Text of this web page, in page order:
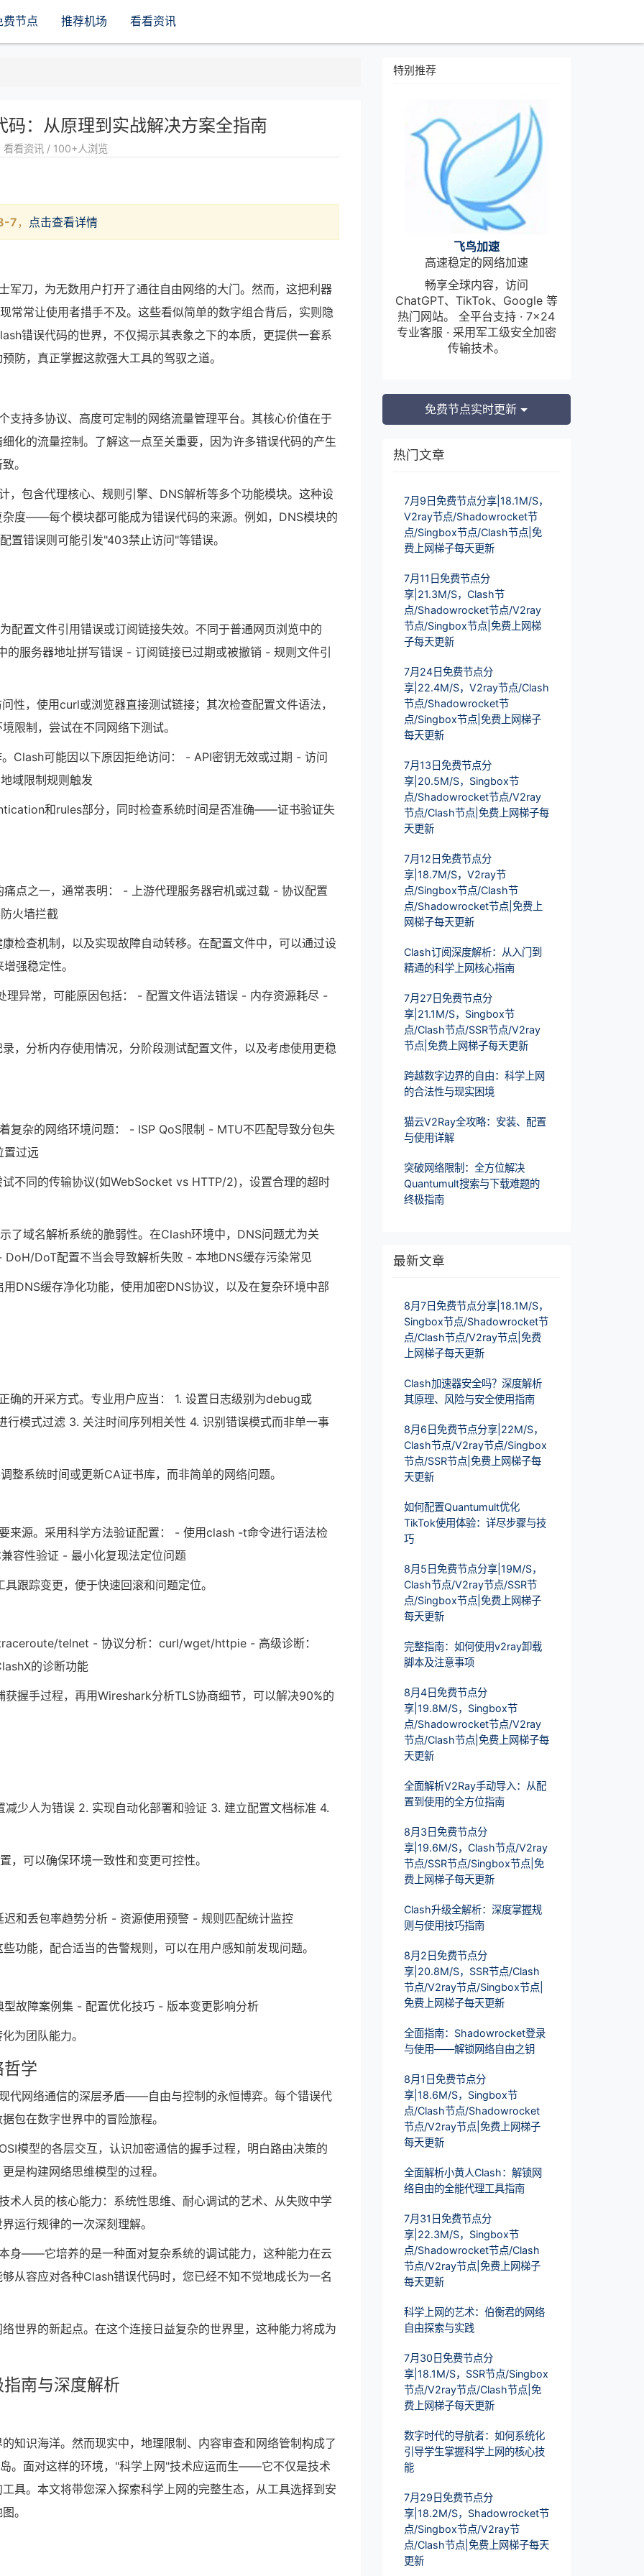
费节点 推荐机场 看看资讯
码：从原理到实战解决方案全指南
看看资讯 / 100+人浏览
7 ， 点击查看详情
军刀，为无数用户打开了通往自由网络的大门。然而，这把利器
常让使用者措手不及。这些看似简单的数字组合背后，实则隐
错误代码的世界，不仅揭示其表象之下的本质，更提供一套系
防，真正掌握这款强大工具的驾驭之道。
支持多协议、高度可定制的网络流量管理平台。其核心价值在于
化的流量控制。了解这一点至关重要，因为许多错误代码的产生
。
，包含代理核心、规则引擎、DNS解析等多个功能模块。这种设
度——每个模块都可能成为错误代码的来源。例如，DNS模块的
置错误则可能引发"403禁止访问"等错误。
置文件引用错误或订阅链接失效。不同于普通网页浏览中的
服务器地址拼写错误 - 订阅链接已过期或被撤销 - 规则文件引
性，使用curl或浏览器直接测试链接；其次检查配置文件语法，
限制，尝试在不同网络下测试。
Clash可能因以下原因拒绝访问： - API密钥无效或过期 - 访问
域限制规则触发
和rules部分，同时检查系统时间是否准确——证书验证失
点之一，通常表明： - 上游代理服务器宕机或过载 - 协议配置
火墙拦截
检查机制，以及实现故障自动转移。在配置文件中，可以通过设
强稳定性。
异常，可能原因包括： - 配置文件语法错误 - 内存资源耗尽 -
，分析内存使用情况，分阶段测试配置文件，以及考虑使用更稳
复杂的网络环境问题： - ISP QoS限制 - MTU不匹配导致分包失
置过远
不同的传输协议(如WebSocket vs HTTP/2)，设置合理的超时
了域名解析系统的脆弱性。在Clash环境中，DNS问题尤为关
DoT配置不当会导致解析失败 - 本地DNS缓存污染常见
DNS缓存净化功能，使用加密DNS协议，以及在复杂环境中部
确的开采方式。专业用户应当： 1. 设置日志级别为debug或
模式过滤 3. 关注时间序列相关性 4. 识别错误模式而非单一事
整系统时间或更新CA证书库，而非简单的网络问题。
来源。采用科学方法验证配置： - 使用clash -t命令进行语法检
容性验证 - 最小化复现法定位问题
跟踪变更，便于快速回滚和问题定位。
telnet - 协议分析：curl/wget/httpie - 高级诊断：
的诊断功能
握手过程，再用Wireshark分析TLS协商细节，可以解决90%的
少人为错误 2. 实现自动化部署和验证 3. 建立配置文档标准 4.
可以确保环境一致性和变更可控性。
和丢包率趋势分析 - 资源使用预警 - 规则匹配统计监控
功能，配合适当的告警规则，可以在用户感知前发现问题。
故障案例集 - 配置优化技巧 - 版本变更影响分析
为团队能力。
学
代网络通信的深层矛盾——自由与控制的永恒博弈。每个错误代
包在数字世界中的冒险旅程。
模型的各层交互，认识加密通信的握手过程，明白路由决策的
是构建网络思维模型的过程。
术人员的核心能力：系统性思维、耐心调试的艺术、从失败中学
运行规律的一次深刻理解。
身——它培养的是一种面对复杂系统的调试能力，这种能力在云
从容应对各种Clash错误代码时，您已经不知不觉地成长为一名
世界的新起点。在这个连接日益复杂的世界里，这种能力将成为
南与深度解析
知识海洋。然而现实中，地理限制、内容审查和网络管制构成了
。面对这样的环境，"科学上网"技术应运而生——它不仅是技术
具。本文将带您深入探索科学上网的完整生态，从工具选择到安
。
特别推荐
飞鸟加速
高速稳定的网络加速
畅享全球内容，访问
ChatGPT、TikTok、Google 等
热门网站。 全平台支持 · 7×24
专业客服 · 采用军工级安全加密
传输技术。
免费节点实时更新
热门文章
7月9日免费节点分享|18.1M/S，
V2ray节点/Shadowrocket节
点/Singbox节点/Clash节点|免
费上网梯子每天更新
7月11日免费节点分
享|21.3M/S，Clash节
点/Shadowrocket节点/V2ray
节点/Singbox节点|免费上网梯
子每天更新
7月24日免费节点分
享|22.4M/S，V2ray节点/Clash
节点/Shadowrocket节
点/Singbox节点|免费上网梯子
每天更新
7月13日免费节点分
享|20.5M/S，Singbox节
点/Shadowrocket节点/V2ray
节点/Clash节点|免费上网梯子每
天更新
7月12日免费节点分
享|18.7M/S，V2ray节
点/Singbox节点/Clash节
点/Shadowrocket节点|免费上
网梯子每天更新
Clash订阅深度解析：从入门到
精通的科学上网核心指南
7月27日免费节点分
享|21.1M/S，Singbox节
点/Clash节点/SSR节点/V2ray
节点|免费上网梯子每天更新
跨越数字边界的自由：科学上网
的合法性与现实困境
猫云V2Ray全攻略：安装、配置
与使用详解
突破网络限制：全方位解决
Quantumult搜索与下载难题的
终极指南
最新文章
8月7日免费节点分享|18.1M/S，
Singbox节点/Shadowrocket节
点/Clash节点/V2ray节点|免费
上网梯子每天更新
Clash加速器安全吗？深度解析
其原理、风险与安全使用指南
8月6日免费节点分享|22M/S，
Clash节点/V2ray节点/Singbox
节点/SSR节点|免费上网梯子每
天更新
如何配置Quantumult优化
TikTok使用体验：详尽步骤与技
巧
8月5日免费节点分享|19M/S，
Clash节点/V2ray节点/SSR节
点/Singbox节点|免费上网梯子
每天更新
完整指南：如何使用v2ray卸载
脚本及注意事项
8月4日免费节点分
享|19.8M/S，Singbox节
点/Shadowrocket节点/V2ray
节点/Clash节点|免费上网梯子每
天更新
全面解析V2Ray手动导入：从配
置到使用的全方位指南
8月3日免费节点分
享|19.6M/S，Clash节点/V2ray
节点/SSR节点/Singbox节点|免
费上网梯子每天更新
Clash升级全解析：深度掌握规
则与使用技巧指南
8月2日免费节点分
享|20.8M/S，SSR节点/Clash
节点/V2ray节点/Singbox节点|
免费上网梯子每天更新
全面指南：Shadowrocket登录
与使用——解锁网络自由之钥
8月1日免费节点分
享|18.6M/S，Singbox节
点/Clash节点/Shadowrocket
节点/V2ray节点|免费上网梯子
每天更新
全面解析小黄人Clash：解锁网
络自由的全能代理工具指南
7月31日免费节点分
享|22.3M/S，Singbox节
点/Shadowrocket节点/Clash
节点/V2ray节点|免费上网梯子
每天更新
科学上网的艺术：伯衡君的网络
自由探索与实践
7月30日免费节点分
享|18.1M/S，SSR节点/Singbox
节点/V2ray节点/Clash节点|免
费上网梯子每天更新
数字时代的导航者：如何系统化
引导学生掌握科学上网的核心技
能
7月29日免费节点分
享|18.2M/S，Shadowrocket节
点/Singbox节点/V2ray节
点/Clash节点|免费上网梯子每天
更新